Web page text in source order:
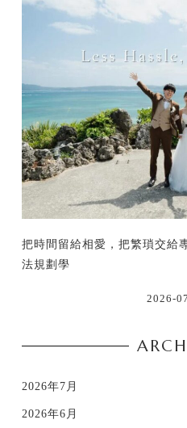
把時間留給相愛，把繁瑣交給
法規劃學
2026-
2026年7月
2026年6月